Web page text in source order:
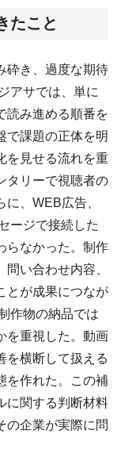
たこと
砕き、過度な期待
アサでは、単に
読み進める順番を
で課題の正体を明
を見せる流れを重
タリーで視聴者の
、WEB広告、
ージで接続した
らなかった。制作
い合わせ内容、
とが成果につなが
作物の納品では
を重視した。動画
を横断して扱える
を作れた。この補
に関する判断材料
の企業が実際に問